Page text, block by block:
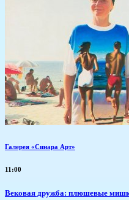
Галерея «Синара Арт»
11:00
Вековая дружба: плюшевые